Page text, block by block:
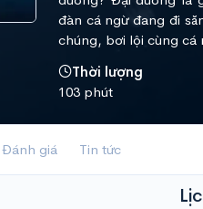
đàn cá ngừ đang đi
chúng, bơi lội cùng cá
Thời lượng
103 phút
Đánh giá Tin tức